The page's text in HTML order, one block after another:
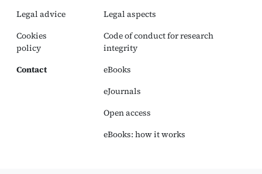
Legal advice
Cookies
policy
Contact
Legal aspects
Code of conduct for research
integrity
eBooks
eJournals
Open access
eBooks: how it works